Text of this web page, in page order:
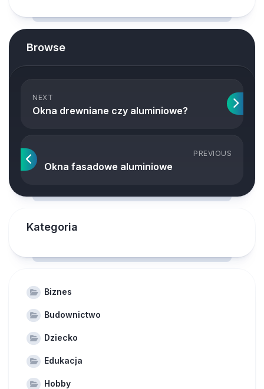
Browse
NEXT
Okna drewniane czy aluminiowe?
PREVIOUS
Okna fasadowe aluminiowe
Kategoria
Biznes
Budownictwo
Dziecko
Edukacja
Hobby